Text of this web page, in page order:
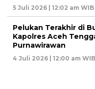
5 Juli 2026 | 12:02 am WIB
Pelukan Terakhir di
Kapolres Aceh
Purnawirawan
4 Juli 2026 | 12:00 am WIB